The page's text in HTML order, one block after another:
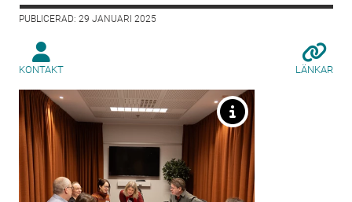
PUBLICERAD: 29 JANUARI 2025
KONTAKT LÄNKAR